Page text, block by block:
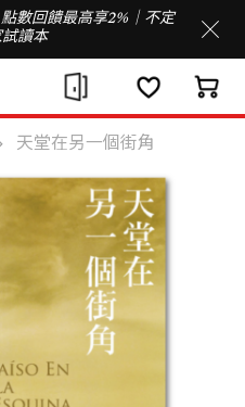
數回饋最高享2%｜不定
讀本
天堂在另一個街角